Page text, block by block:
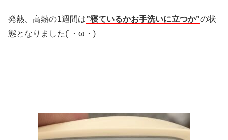
発熱、高熱の1週間は”寝ているかお手洗いに立つか”の状
態となりました(´・ω・)